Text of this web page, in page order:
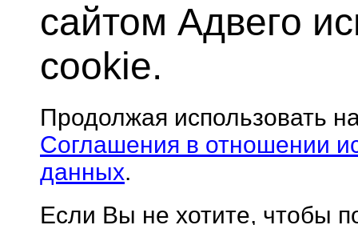
сайтом Адвего
cookie.
Продолжая использовать
Соглашения в отношении
данных.
Если Вы не хотите, чтобы